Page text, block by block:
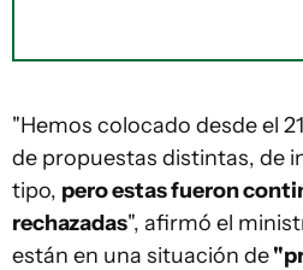
"Hemos colocado desde el
de propuestas distintas, de
tipo, pero estas fueron
rechazadas", afirmó el
están en una situación de